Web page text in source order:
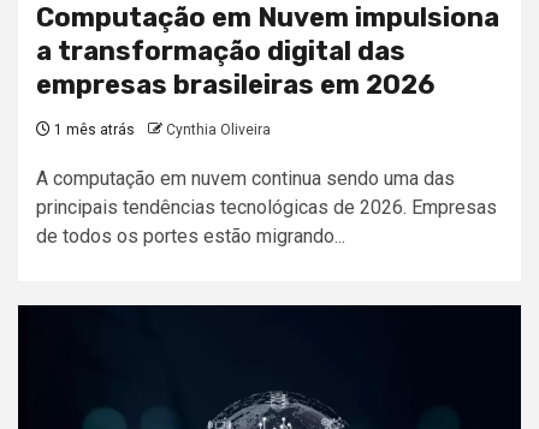
Computação em Nuvem impulsiona
a transformação digital das
empresas brasileiras em 2026
1 mês atrás Cynthia Oliveira
A computação em nuvem continua sendo uma das
principais tendências tecnológicas de 2026. Empresas
de todos os portes estão migrando...